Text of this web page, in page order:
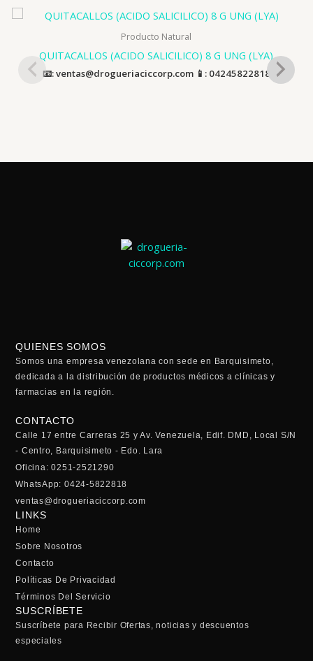
Producto Natural
QUITACALLOS (ACIDO SALICILICO) 8 G UNG (LYA)
📧: ventas@drogueriaciccorp.com 📱: 04245822818
QUIENES SOMOS
Somos una empresa venezolana con sede en Barquisimeto,
dedicada a la distribución de productos médicos a clínicas y
farmacias en la región.
CONTACTO
Calle 17 entre Carreras 25 y Av. Venezuela, Edif. DMD, Local S/N
- Centro, Barquisimeto - Edo. Lara
Oficina: 0251-2521290
WhatsApp: 0424-5822818
ventas@drogueriaciccorp.com
LINKS
Home
Sobre Nosotros
Contacto
Políticas De Privacidad
Términos Del Servicio
SUSCRÍBETE
Suscríbete para Recibir Ofertas, noticias y descuentos
especiales